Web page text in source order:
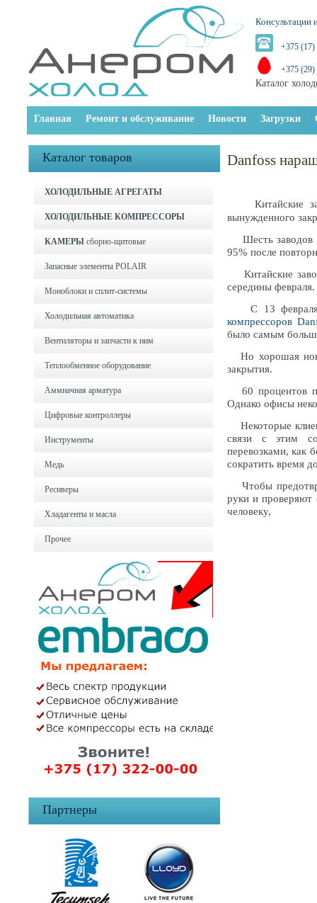
Консультации
+375 (17)
+375 (29)
Каталог
Главная Ремонт и обслуживание Новости Загрузки
Каталог товаров
ХОЛОДИЛЬНЫЕ АГРЕГАТЫ
ХОЛОДИЛЬНЫЕ КОМПРЕССОРЫ
КАМЕРЫ сборно-щитовые
Запасные элементы POLAIR
Моноблоки и cплит-системы
Холодильная автоматика
Вентиляторы и запчасти к ним
Теплообменное оборудование
Аммиачная арматура
Цифровые контроллеры
Инструменты
Медь
Ресиверы
Хладагенты и масла
Прочее
Партнеры
Danfoss
Китайские
вынужденного
Шесть заводов
95% после
Китайские
середины февраля.
C 13 февраля
компрессоров
было самым
Но хорошая
закрытия.
60 процентов
Однако офисы
Некоторые
связи с этим
перевозками, как
сократить время
Чтобы
руки и проверяют
человеку,